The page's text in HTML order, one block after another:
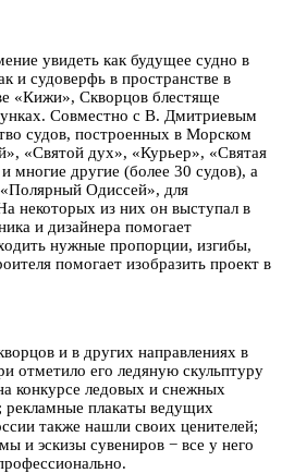
увидеть как будущее судно в
и судоверфь в пространстве в
«Кижи», Скворцов блестяще
Совместно с В. Дмитриевым
судов, построенных в Морском
«Святой дух», «Курьер», «Святая
многие другие (более 30 судов), а
Одиссей», для
некоторых из них он выступал в
и дизайнера помогает
нужные пропорции, изгибы,
помогает изобразить проект в
и в других направлениях в
отметило его ледяную скульптуру
конкурсе ледовых и снежных
рекламные плакаты ведущих
также нашли своих ценителей;
и эскизы сувениров − все у него